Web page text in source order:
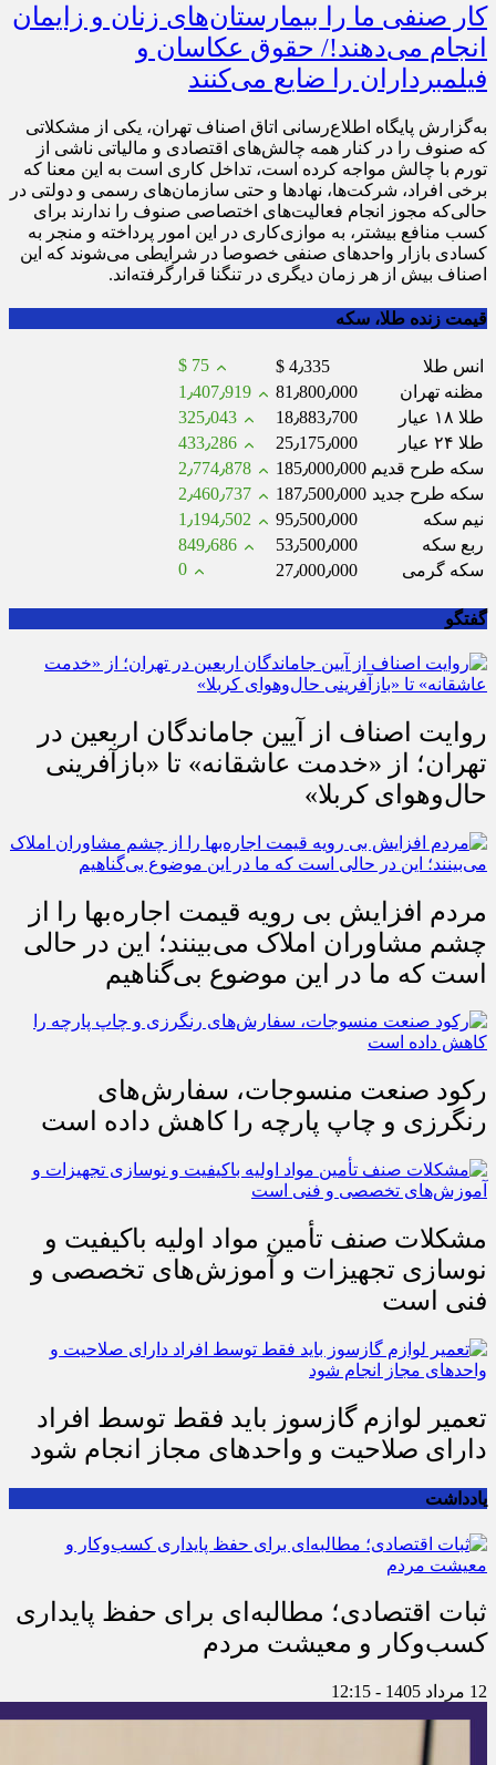
کار صنفی ما را بیمارستان‌های زنان و زایمان
انجام می‌دهند!/ حقوق عکاسان و
فیلمبرداران را ضایع می‌کنند
به‌گزارش پایگاه اطلاع‌رسانی اتاق اصناف تهران، یکی از مشکلاتی
که صنوف را در کنار همه چالش‌های اقتصادی و مالیاتی ناشی از
تورم با چالش مواجه کرده است، تداخل کاری است به این معنا که
برخی افراد، شرکت‌ها، نهادها و حتی سازمان‌های رسمی و دولتی در
حالی‌که مجوز انجام فعالیت‌های اختصاصی صنوف را ندارند برای
کسب منافع بیشتر، به موازی‌کاری در این امور پرداخته و منجر به
کسادی بازار واحدهای صنفی خصوصا در شرایطی می‌شوند که این
اصناف بیش از هر زمان دیگری در تنگنا قرارگرفته‌اند.
قیمت زنده طلا، سکه
انس طلا $ 4٫335
$ 75
مظنه تهران
81٫800٫000
1٫407٫919
طلا ۱۸ عیار
18٫883٫700
325٫043
طلا ۲۴ عیار
25٫175٫000
433٫286
سکه طرح قدیم 185٫000٫000
2٫774٫878
سکه طرح جدید 187٫500٫000
2٫460٫737
نیم سکه
95٫500٫000
1٫194٫502
ربع سکه
53٫500٫000
849٫686
سکه گرمی
27٫000٫000 0
گفتگو
روایت اصناف از آیین جاماندگان اربعین در
تهران؛ از «خدمت عاشقانه» تا «بازآفرینی
حال‌وهوای کربلا»
مردم افزایش بی رویه قیمت اجاره‌بها را از
چشم مشاوران املاک می‌بینند؛ این در حالی
است که ما در این موضوع بی‌گناهیم
رکود صنعت منسوجات، سفارش‌های
رنگرزی و چاپ پارچه را کاهش داده است
مشکلات صنف تأمین مواد اولیه باکیفیت و
نوسازی تجهیزات و آموزش‌های تخصصی و
فنی است
تعمیر لوازم گازسوز باید فقط توسط افراد
دارای صلاحیت و واحدهای مجاز انجام شود
یادداشت
ثبات اقتصادی؛ مطالبه‌ای برای حفظ پایداری
کسب‌وکار و معیشت مردم
12 مرداد 1405 - 12:15